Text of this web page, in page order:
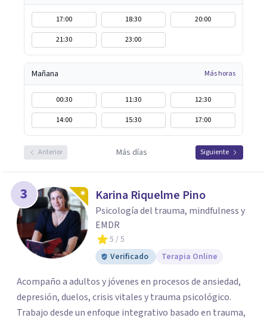
17:00 18:30
20:00
21:30
23:00
Mañana Más horas
00:30 11:30
12:30
14:00
15:30 17:00
Anterior Más días Siguiente
3 Karina Riquelme Pino
Psicología del trauma, mindfulness y
EMDR
5 / 5
Verificado
Terapia Online
Acompaño a adultos y jóvenes en procesos de ansiedad,
depresión, duelos, crisis vitales y trauma psicológico.
Trabajo desde un enfoque integrativo basado en trauma,